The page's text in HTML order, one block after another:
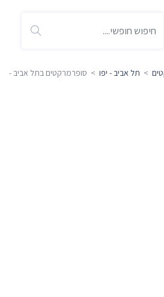
> תל אביב - יפו > סופרמרקטים בתל אביב -